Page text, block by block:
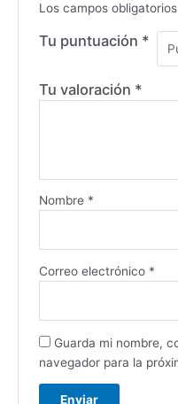
Los campos
Tu puntuación *
Tu valoración *
Nombre *
Correo electrónico *
Guarda mi nombre,
navegador para la